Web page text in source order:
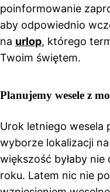
poinformowanie
aby odpowiednio
na urlop, którego
Twoim świętem.
Planujemy wesele z
Urok letniego wesela
wyborze lokalizacji
większość byłaby
roku. Latem nic nie